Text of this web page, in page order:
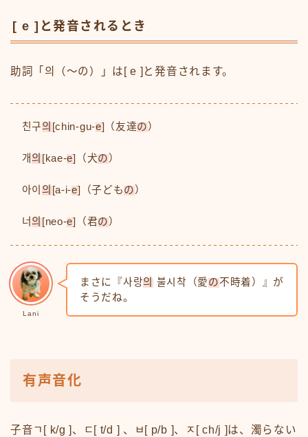
[ e ]と発音されるとき
助詞「의（〜の）」は[ e ]と発音されます。
친구의 [chin-gu-e]（友達の）
개 의 [kae-e]（犬の）
아이 의 [a-i-e]（子どもの）
너 의 [neo-e]（君の）
Lani
まさに『사랑의 불시착（愛の不時着）』が
そうだね。
有声音化
子音ㄱ[ k/g ]、ㄷ[ t/d ] 、ㅂ[ p/b ]、ㅈ[ ch/j ]は、濁らない